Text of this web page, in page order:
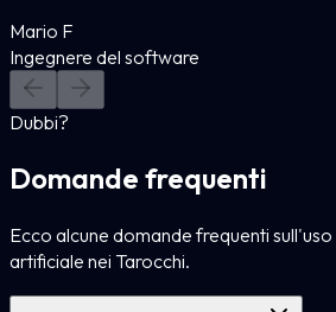
Mario F
Ingegnere del software
Dubbi?
Domande frequenti
Ecco alcune domande frequenti
artificiale nei Tarocchi.